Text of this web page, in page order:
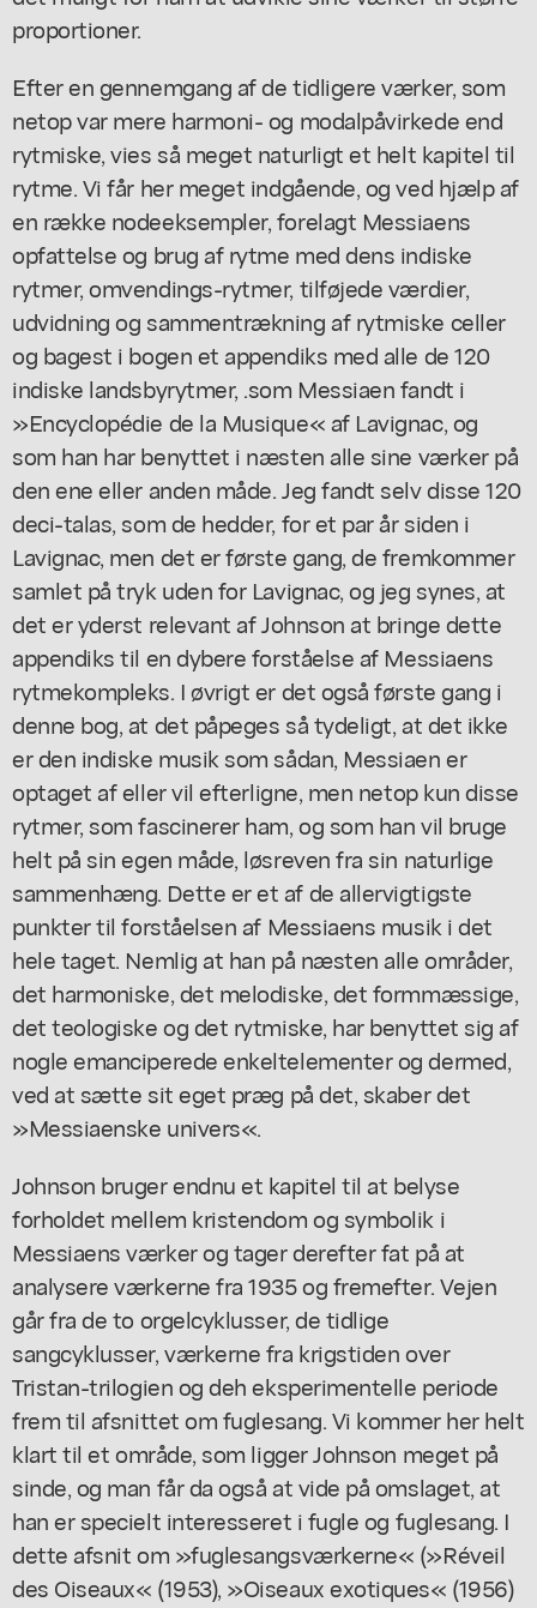
proportioner.
Efter en gennemgang af de tidligere værker, som
netop var mere harmoni- og modalpåvirkede end
rytmiske, vies så meget naturligt et helt kapitel til
rytme. Vi får her meget indgående, og ved hjælp af
en række nodeeksempler, forelagt Messiaens
opfattelse og brug af rytme med dens indiske
rytmer, omvendings-rytmer, tilføjede værdier,
udvidning og sammentrækning af rytmiske celler
og bagest i bogen et appendiks med alle de 120
indiske landsbyrytmer, .som Messiaen fandt i
»Encyclopédie de la Musique« af Lavignac, og
som han har benyttet i næsten alle sine værker på
den ene eller anden måde. Jeg fandt selv disse 120
deci-talas, som de hedder, for et par år siden i
Lavignac, men det er første gang, de fremkommer
samlet på tryk uden for Lavignac, og jeg synes, at
det er yderst relevant af Johnson at bringe dette
appendiks til en dybere forståelse af Messiaens
rytmekompleks. I øvrigt er det også første gang i
denne bog, at det påpeges så tydeligt, at det ikke
er den indiske musik som sådan, Messiaen er
optaget af eller vil efterligne, men netop kun disse
rytmer, som fascinerer ham, og som han vil bruge
helt på sin egen måde, løsreven fra sin naturlige
sammenhæng. Dette er et af de allervigtigste
punkter til forståelsen af Messiaens musik i det
hele taget. Nemlig at han på næsten alle områder,
det harmoniske, det melodiske, det formmæssige,
det teologiske og det rytmiske, har benyttet sig af
nogle emanciperede enkeltelementer og dermed,
ved at sætte sit eget præg på det, skaber det
»Messiaenske univers«.
Johnson bruger endnu et kapitel til at belyse
forholdet mellem kristendom og symbolik i
Messiaens værker og tager derefter fat på at
analysere værkerne fra 1935 og fremefter. Vejen
går fra de to orgelcyklusser, de tidlige
sangcyklusser, værkerne fra krigstiden over
Tristan-trilogien og deh eksperimentelle periode
frem til afsnittet om fuglesang. Vi kommer her helt
klart til et område, som ligger Johnson meget på
sinde, og man får da også at vide på omslaget, at
han er specielt interesseret i fugle og fuglesang. I
dette afsnit om »fuglesangsværkerne« (»Réveil
des Oiseaux« (1953), »Oiseaux exotiques« (1956)